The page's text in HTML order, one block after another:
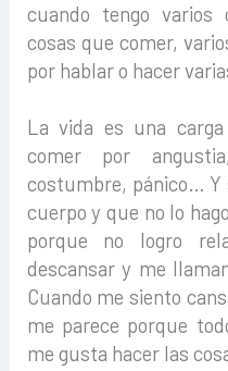
cuando tengo varios
cosas que comer,
por hablar o hacer
La vida es una
comer por
costumbre, pánico… Y
cuerpo y que no lo
porque no logro
descansar y me
Cuando me siento
me parece porque
me gusta hacer las